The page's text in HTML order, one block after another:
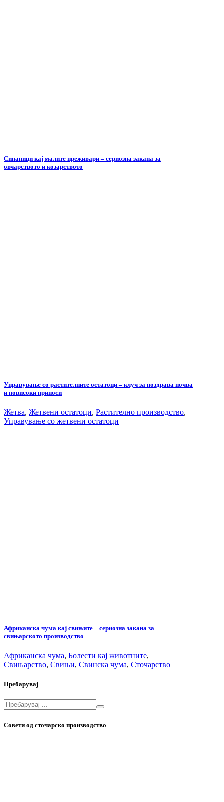
Сипаници кај малите преживари – сериозна закана за
овчарството и козарството
Управување со растителните остатоци – клуч за поздрава почва
и повисоки приноси
Жетва, Жетвени остатоци, Растително производство,
Управување со жетвени остатоци
Африканска чума кај свињите – сериозна закана за
свињарското производство
Африканска чума, Болести кај животните,
Свињарство, Свињи, Свинска чума, Сточарство
Пребарувај
Совети од сточарско производство